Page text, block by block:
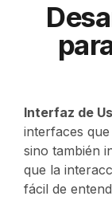
Interfaz de
interfaces
sino también
que la
fácil de